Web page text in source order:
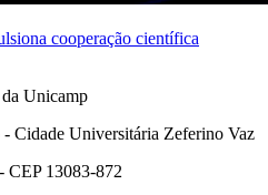
cooperação científica
Unicamp
Cidade Universitária Zeferino Vaz
CEP 13083-872